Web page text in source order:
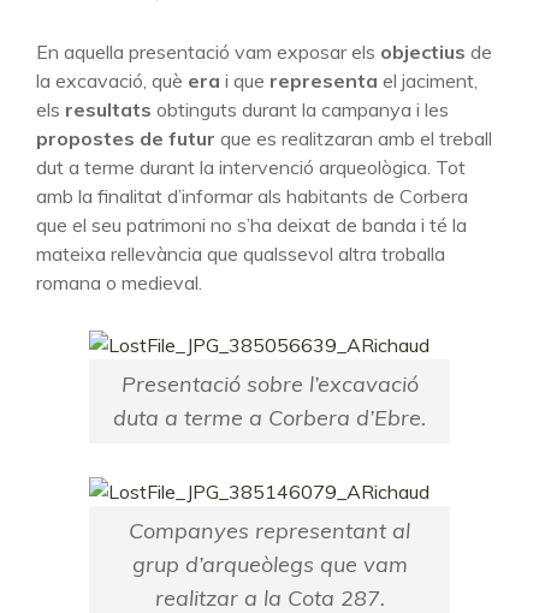
En aquella presentació vam exposar els objectius de
la excavació, què era i que representa el jaciment,
els resultats obtinguts durant la campanya i les
propostes de futur que es realitzaran amb el treball
dut a terme durant la intervenció arqueològica. Tot
amb la finalitat d’informar als habitants de Corbera
que el seu patrimoni no s’ha deixat de banda i té la
mateixa rellevància que qualssevol altra troballa
romana o medieval.
Presentació sobre l’excavació
duta a terme a Corbera d’Ebre.
Companyes representant al
grup d’arqueòlegs que vam
realitzar a la Cota 287.